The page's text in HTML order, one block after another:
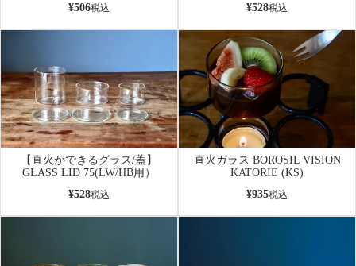
¥506税込
¥528税込
【直火ができるグラス/蓋】
GLASS LID 75(LW/HB用）
¥528税込
直火ガラス BOROSIL VISION
KATORIE (KS)
¥935税込